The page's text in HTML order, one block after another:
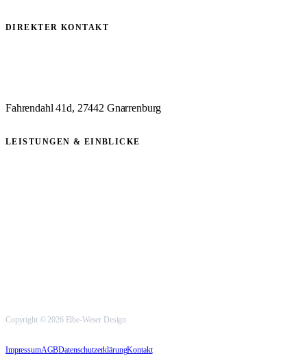
DIREKTER KONTAKT
Fahrendahl 41d, 27442 Gnarrenburg
LEISTUNGEN & EINBLICKE
Copyright © 2026 Elbe-Weser Design
ImpressumAGBDatenschutzerklärungKontakt